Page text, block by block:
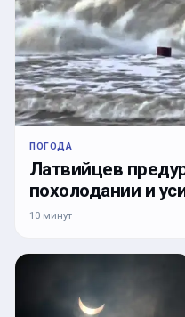
ПОГОДА
Латвийцев
похолодании и
10 минут